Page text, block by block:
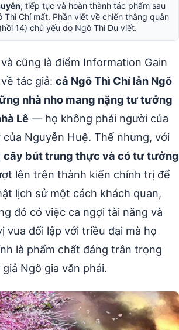
; tiếp tục và hoàn thành tác phẩm sau
Thì Chí mất. Phần viết về chiến thắng quân
14) chủ yếu do Ngô Thì Du viết.
cũng là điểm Information Gain
tác giả: cả Ngô Thì Chí lẫn Ngô
nhà nho mang nặng tư tưởng
Lê — họ không phải người của
của Nguyễn Huệ. Thế nhưng, với
cây bút trung thực và có tư tưởng
lên trên thành kiến chính trị để
lịch sử một cách khách quan,
đó có việc ca ngợi tài năng và
vua đối lập với triều đại mà họ
là phẩm chất đáng trân trọng
Ngô gia văn phái.